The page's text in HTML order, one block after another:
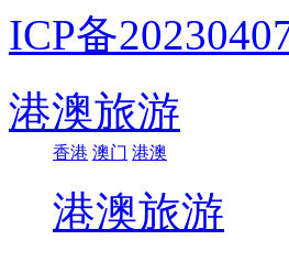
ICP备
港澳旅游
香港 澳门 港澳
港澳旅游